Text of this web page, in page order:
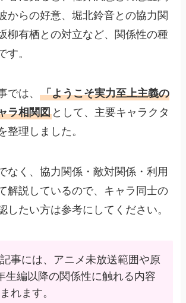
からの好意、堀北鈴音との協力関
柳有栖との対立など、関係性の種
す。
では、「ようこそ実力至上主義の
ラ相関図 として、主要キャラクタ
整理しました。
なく、協力関係・敵対関係・利用
解説しているので、キャラ同士の
したい方は参考にしてください。
事には、アニメ未放送範囲や原
生編以降の関係性に触れる内容
れます。